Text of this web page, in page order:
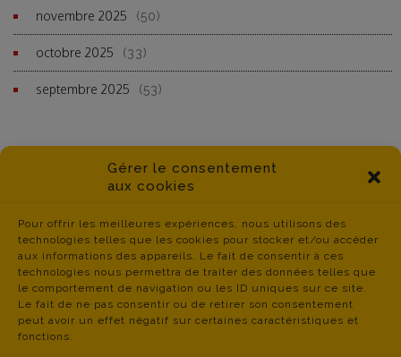
Gérer le consentement
aux cookies
Pour offrir les meilleures expériences, nous utilisons des
technologies telles que les cookies pour stocker et/ou accéder
aux informations des appareils. Le fait de consentir à ces
technologies nous permettra de traiter des données telles que
le comportement de navigation ou les ID uniques sur ce site.
Le fait de ne pas consentir ou de retirer son consentement
peut avoir un effet négatif sur certaines caractéristiques et
fonctions.
novembre 2025 (50)
octobre 2025 (33)
septembre 2025 (53)